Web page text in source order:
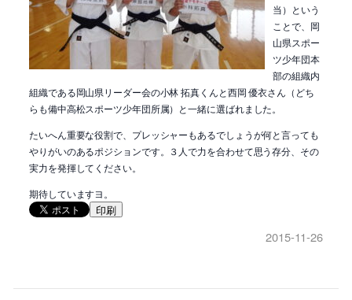
当）という
ことで、岡
山県スポー
ツ少年団本
部の組織内
組織である岡山県リーダー会の小林 拓真くんと西岡 優衣さん（どち
らも備中高松スポーツ少年団所属）と一緒に選ばれました。
たいへん重要な役割で、プレッシャーもあるでしょうが何と言っても
やりがいのあるポジションです。３人で力を合わせて思う存分、その
実力を発揮してください。
期待していますヨ。
印刷
2015-11-26